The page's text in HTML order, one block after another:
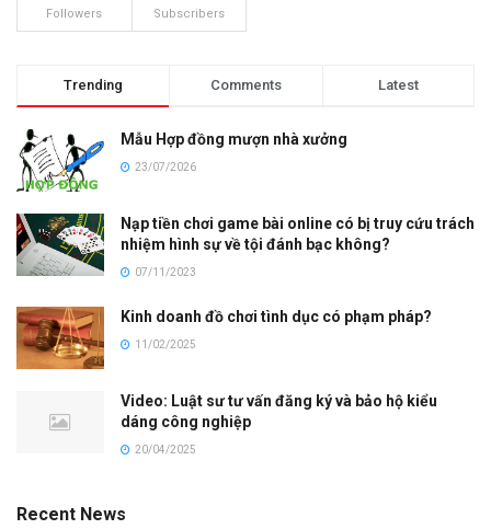
Followers Subscribers
Trending Comments Latest
Mẫu Hợp đồng mượn nhà xưởng
23/07/2026
Nạp tiền chơi game bài online có bị truy cứu trách
nhiệm hình sự về tội đánh bạc không?
07/11/2023
Kinh doanh đồ chơi tình dục có phạm pháp?
11/02/2025
Video: Luật sư tư vấn đăng ký và bảo hộ kiểu
dáng công nghiệp
20/04/2025
Recent News